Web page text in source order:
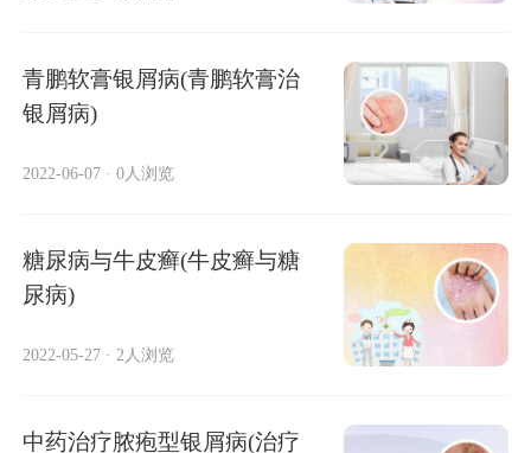
青鹏软膏银屑病(青鹏软膏治
银屑病)
2022-06-07 · 0人浏览
糖尿病与牛皮癣(牛皮癣与糖
尿病)
2022-05-27 · 2人浏览
中药治疗脓疱型银屑病(治疗